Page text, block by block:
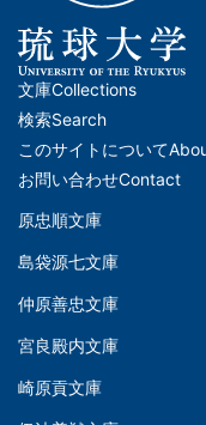
メ
イ
ン
ナ
ビ
ー
シ
ョ
文庫Collections
検索Search
このサイトについて
お問い合わせContact
文
(Left)
原忠順文庫
島袋源七文庫
仲原善忠文庫
文
宮良殿内文庫
崎原貢文庫